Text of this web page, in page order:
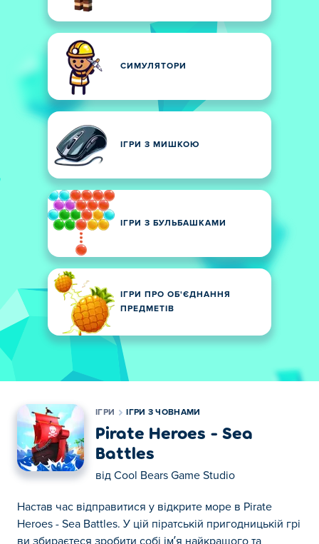
СИМУЛЯТОРИ
ІГРИ З МИШКОЮ
ІГРИ З БУЛЬБАШКАМИ
ІГРИ ПРО ОБ'ЄДНАННЯ
ПРЕДМЕТІВ
ІГРИ ІГРИ З ЧОВНАМИ
Pirate Heroes - Sea
Battles
від Cool Bears Game Studio
Настав час відправитися у відкрите море в Pirate
Heroes - Sea Battles. У цій піратській пригодницькій грі
ви збираєтеся зробити собі ім’я найкращого та